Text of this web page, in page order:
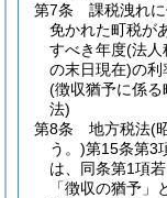
第7条
課税洩れ
免かれた町税が
すべき年度(法人
の末日現在)の利
(徴収猶予に係
法)
第8条
地方税法(
う。)第15条第3
は、同条第1項
「徴収の猶予」